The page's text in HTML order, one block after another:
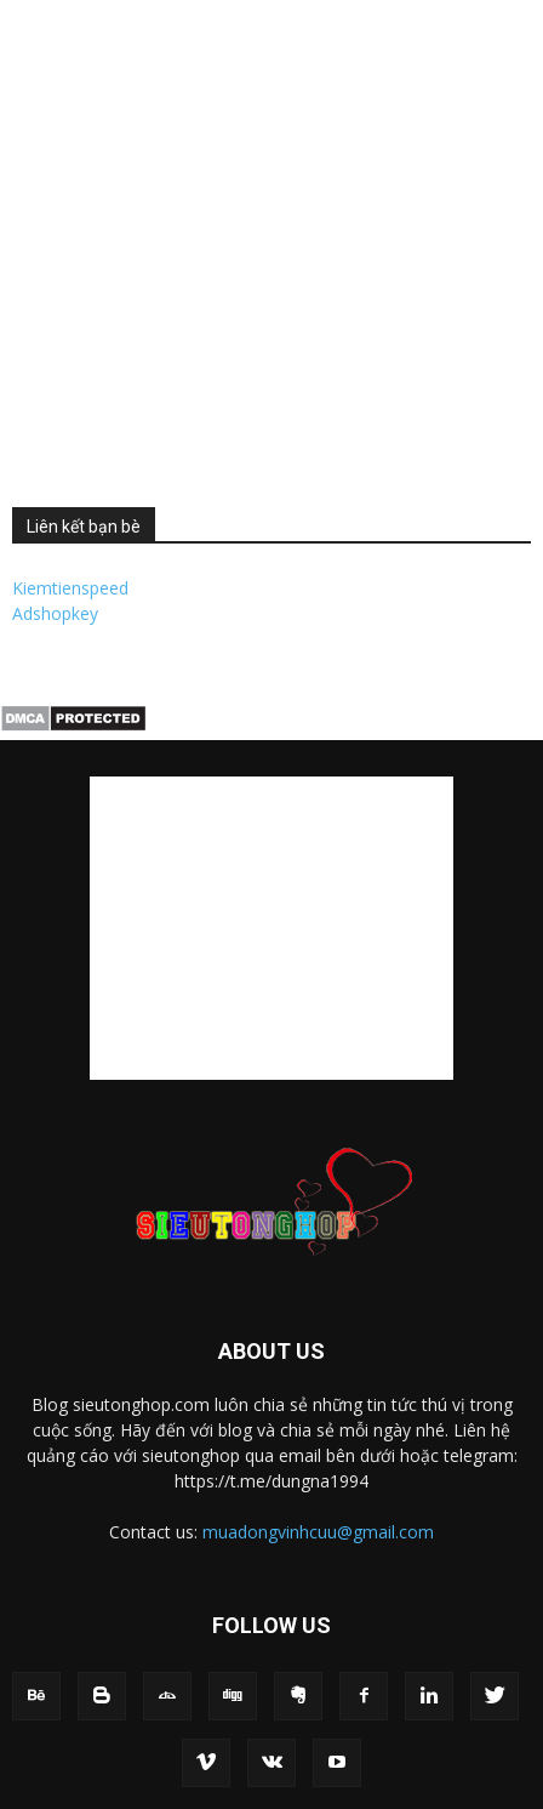
Liên kết bạn bè
Kiemtienspeed
Adshopkey
ABOUT US
Blog sieutonghop.com luôn chia sẻ những tin tức thú vị trong
cuộc sống. Hãy đến với blog và chia sẻ mỗi ngày nhé. Liên hệ
quảng cáo với sieutonghop qua email bên dưới hoặc telegram:
https://t.me/dungna1994
Contact us: muadongvinhcuu@gmail.com
FOLLOW US